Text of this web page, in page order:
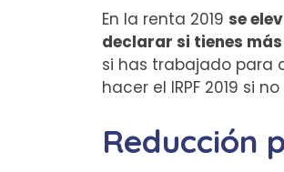
En la renta 2019 se
declarar si tienes
si has trabajado para
hacer el IRPF 2019 si
Reducción